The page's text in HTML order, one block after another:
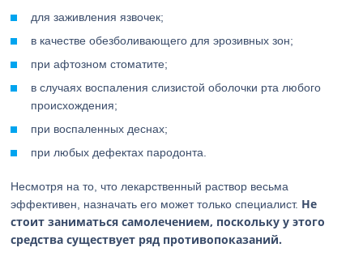
для заживления язвочек;
в качестве обезболивающего для эрозивных зон;
при афтозном стоматите;
в случаях воспаления слизистой оболочки рта любого
происхождения;
при воспаленных деснах;
при любых дефектах пародонта.
Несмотря на то, что лекарственный раствор весьма
эффективен, назначать его может только специалист. Не
стоит заниматься самолечением, поскольку у этого
средства существует ряд противопоказаний.